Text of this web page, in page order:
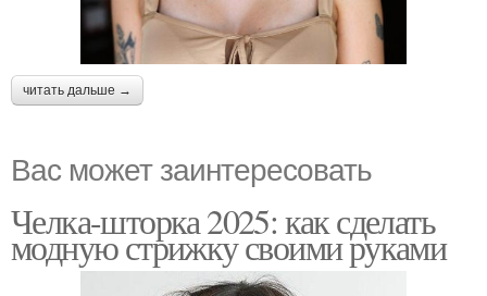
читать дальше →
Вас может заинтересовать
Челка-шторка 2025: как сделать
модную стрижку своими руками